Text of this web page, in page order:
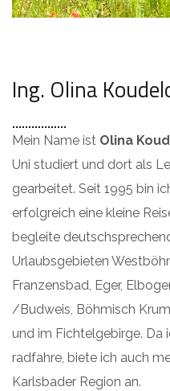
Ing. Olina
Mein Name ist Olina
Uni studiert und dort als
gearbeitet. Seit 1995 bin
erfolgreich eine kleine
begleite
Urlaubsgebieten
Franzensbad, Eger,
/Budweis, Böhmisch
und im Fichtelgebirge. Da
radfahre, biete ich auch
Karlsbader Region an.